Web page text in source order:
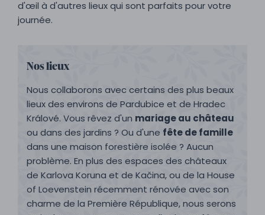
d'œil à d'autres lieux qui sont parfaits pour votre
journée.
Nos lieux
Nous collaborons avec certains des plus beaux
lieux des environs de Pardubice et de Hradec
Králové. Vous rêvez d'un mariage au château
ou dans des jardins ? Ou d'une fête de famille
dans une maison forestière isolée ? Aucun
problème. En plus des espaces des châteaux
de Karlova Koruna et de Kačina, ou de la House
of Loevenstein récemment rénovée avec son
charme de la Première République, nous serons